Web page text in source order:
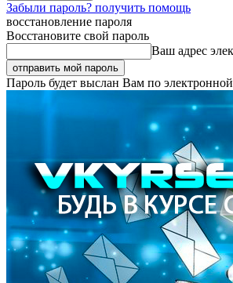
Забыли пароль? получить помощь
восстановление пароля
Восстановите свой пароль
Ваш адрес
Пароль будет выслан Вам по